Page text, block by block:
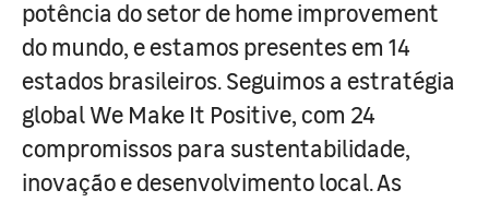
potência do setor de home improvement
do mundo, e estamos presentes em 14
estados brasileiros. Seguimos a estratégia
global We Make It Positive, com 24
compromissos para sustentabilidade,
inovação e desenvolvimento local. As